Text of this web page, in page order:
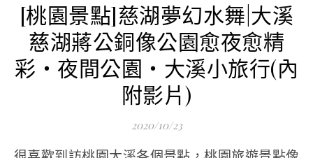
[桃園景點]慈湖夢幻水舞|大溪
慈湖蔣公銅像公園愈夜愈精
彩‧夜間公園‧大溪小旅行(內
附影片)
2020/10/23